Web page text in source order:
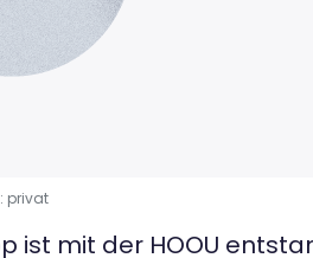
privat
ist mit der HOOU